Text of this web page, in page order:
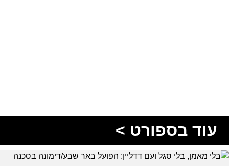
עוד בספורט >